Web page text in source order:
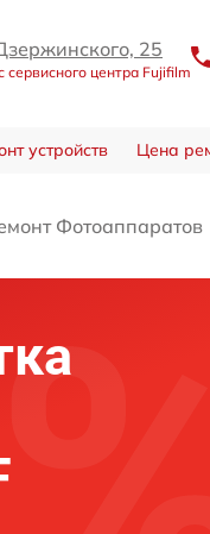
25
сервисного центра Fujifilm
устройств Цена
Фотоаппаратов